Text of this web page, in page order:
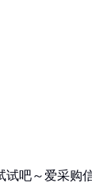
吧～爱采购